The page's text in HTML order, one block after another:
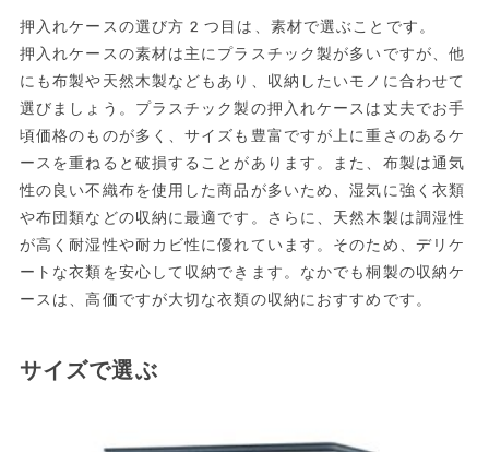
押入れケースの選び方2つ目は、素材で選ぶことです。
押入れケースの素材は主にプラスチック製が多いですが、他
にも布製や天然木製などもあり、収納したいモノに合わせて
選びましょう。プラスチック製の押入れケースは丈夫でお手
頃価格のものが多く、サイズも豊富ですが上に重さのあるケ
ースを重ねると破損することがあります。また、布製は通気
性の良い不織布を使用した商品が多いため、湿気に強く衣類
や布団類などの収納に最適です。さらに、天然木製は調湿性
が高く耐湿性や耐カビ性に優れています。そのため、デリケ
ートな衣類を安心して収納できます。なかでも桐製の収納ケ
ースは、高価ですが大切な衣類の収納におすすめです。
サイズで選ぶ